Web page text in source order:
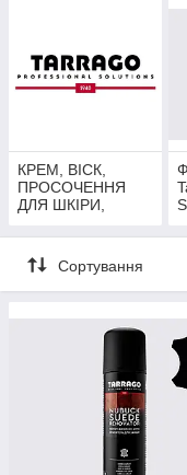
Продукція Tarrago
технології, роблячи
впливу зовнішнього
КРЕМ, ВІСК,
ПРОСОЧЕННЯ
ДЛЯ ШКІРИ,
TARRAGO
Сортування